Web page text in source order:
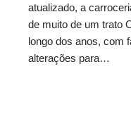
atualizado, a
de muito de um trato
longo dos anos, com
alterações para…